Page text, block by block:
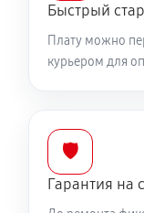
Быстрый
Плату можно
курьером для
🛡️
Гарантия на